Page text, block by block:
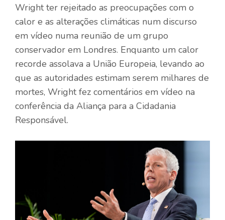
Wright ter rejeitado as preocupações com o
calor e as alterações climáticas num discurso
em vídeo numa reunião de um grupo
conservador em Londres. Enquanto um calor
recorde assolava a União Europeia, levando ao
que as autoridades estimam serem milhares de
mortes, Wright fez comentários em vídeo na
conferência da Aliança para a Cidadania
Responsável.